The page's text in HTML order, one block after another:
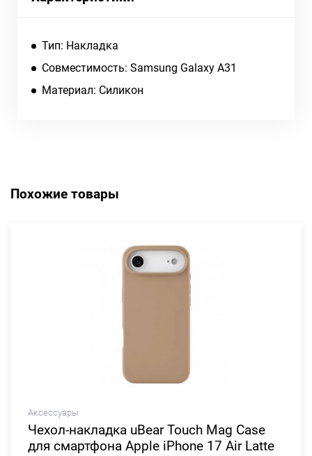
Тип: Накладка
Совместимость: Samsung Galaxy A31
Материал: Силикон
Похожие товары
Аксессуары
Чехол-накладка uBear Touch Mag Case
для смартфона Apple iPhone 17 Air Latte